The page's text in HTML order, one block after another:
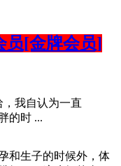
员[金牌会员]
我自认为一直
的时 ...
和生子的时候外，体